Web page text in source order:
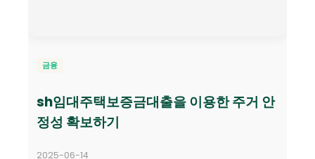
금융
sh임대주택보증금대출을 이용한 주거 안
정성 확보하기
2025-06-14